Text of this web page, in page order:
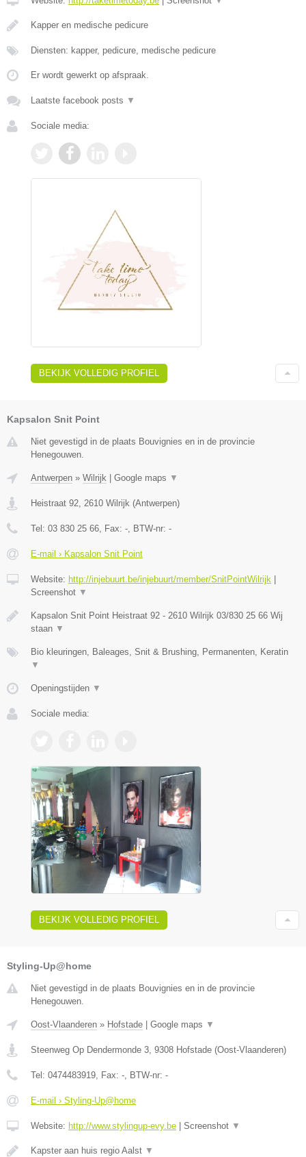
Kapper en medische pedicure
Diensten: kapper, pedicure, medische pedicure
Er wordt gewerkt op afspraak.
Laatste facebook posts ▼
Sociale media:
BEKIJK VOLLEDIG PROFIEL
Kapsalon Snit Point
Niet gevestigd in de plaats Bouvignies en in de provincie
Henegouwen.
Antwerpen » Wilrijk | Google maps ▼
Heistraat 92 2610 Wilrijk (Antwerpen)
Tel: 03 830 25 66 , Fax: - , BTW-nr: -
E-mail › Kapsalon Snit Point
Website: http://injebuurt.be/injebuurt/member/SnitPointWilrijk |
Screenshot ▼
Kapsalon Snit Point Heistraat 92 - 2610 Wilrijk 03/830 25 66 Wij
staan ▼
Bio kleuringen, Baleages, Snit & Brushing, Permanenten, Keratin
▼
Openingstijden ▼
Sociale media:
BEKIJK VOLLEDIG PROFIEL
Styling-Up@home
Niet gevestigd in de plaats Bouvignies en in de provincie
Henegouwen.
Oost-Vlaanderen » Hofstade Google maps ▼
Steenweg Op Dendermonde 3, 9308 Hofstade (Oost-Vlaanderen)
Tel: 0474483919, Fax: -, BTW-nr: -
E-mail › Styling-Up@home
Website: http://www.stylingup-evy.be Screenshot ▼
Kapster aan huis regio Aalst ▼